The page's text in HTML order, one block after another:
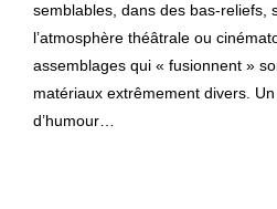
semblables, dans des bas-reliefs,
l’atmosphère théâtrale ou
assemblages qui « fusionnent »
matériaux extrêmement divers.
d’humour…